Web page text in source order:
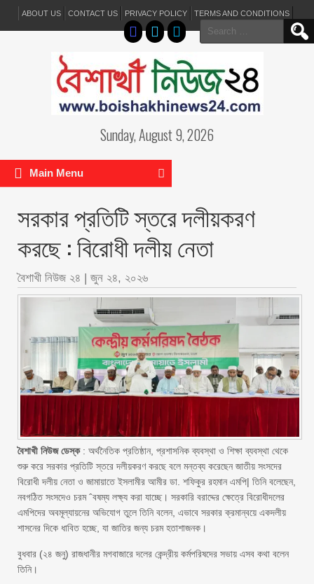
ABOUT US CONTACT US PRIVACY POLICY TERMS AND CONDITIONS
Search
for:
Sunday, August 9, 2026
Main Menu
সরকার প্রতিটি স্তরে দলীয়করণ
করছে : বিরোধী দলীয় নেতা
বৈশাখী নিউজ ২৪ | জুন ২৪, ২০২৬
বৈশাখী নিউজ ডেস্ক: অর্থনৈতিক প্রতিষ্ঠান, প্রশাসনিক ব্যবস্থা ও শিক্ষা ব্যবস্থা থেকে
শুরু করে সরকার প্রতিটি স্তরে দলীয়করণ করছে বলে মন্তব্য করেছেন জাতীয় সংসদের
বিরোধী দলীয় নেতা ও জামায়াতে ইসলামীর আমীর ডা. শফিকুর রহমান এমপি| তিনি বলেছেন,
নবগঠিত সংসদেও চরম ˆবষম্য লক্ষ্য করা যাচ্ছে। সরকারি বরাদ্দের ক্ষেত্রে বিরোধীদলের
এমপিদের অবমূল্যায়নের অভিযোগ তুলে তিনি বলেন, এভাবে সরকার ক্রমান্বয়ে একদলীয়
শাসনের দিকে ধাবিত হচ্ছে, যা জাতির জন্য চরম হতাশাজনক।
বুধবার (২৪ জনু) রাজধানীর মগবাজারে দলের কেন্দ্রীয় কর্মপরিষদের সভায় এসব কথা বলেন
তিনি।